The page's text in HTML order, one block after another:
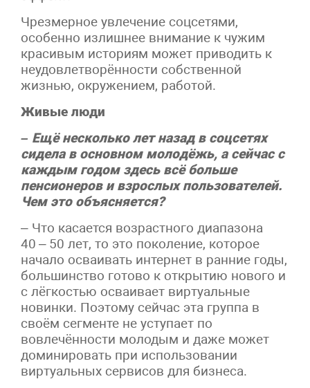
Чрезмерное увлечение соцсетями,
особенно излишнее внимание к чужим
красивым историям может приводить к
неудовлетворённости собственной
жизнью, окружением, работой.
Живые люди
– Ещё несколько лет назад в соцсетях
сидела в основном молодёжь, а сейчас с
каждым годом здесь всё больше
пенсионеров и взрослых пользователей.
Чем это объясняется?
– Что касается возрастного диапазона
40 – 50 лет, то это поколение, которое
начало осваивать интернет в ранние годы,
большинство готово к открытию нового и
с лёгкостью осваивает виртуальные
новинки. Поэтому сейчас эта группа в
своём сегменте не уступает по
вовлечённости молодым и даже может
доминировать при использовании
виртуальных сервисов для бизнеса.